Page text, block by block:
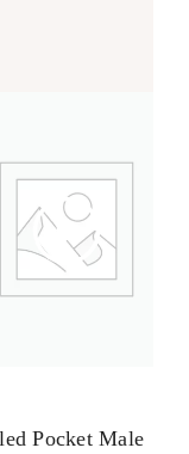
Pocket Male